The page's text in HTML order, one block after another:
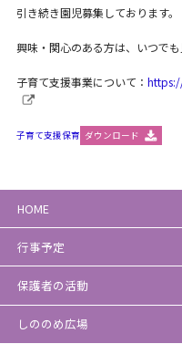
引き続き園児募集しております。
興味・関心のある方は、いつで
子育て支援事業について：
子育て支援保育 ダウンロード
HOME
行事予定
保護者の活動
しののめ広場